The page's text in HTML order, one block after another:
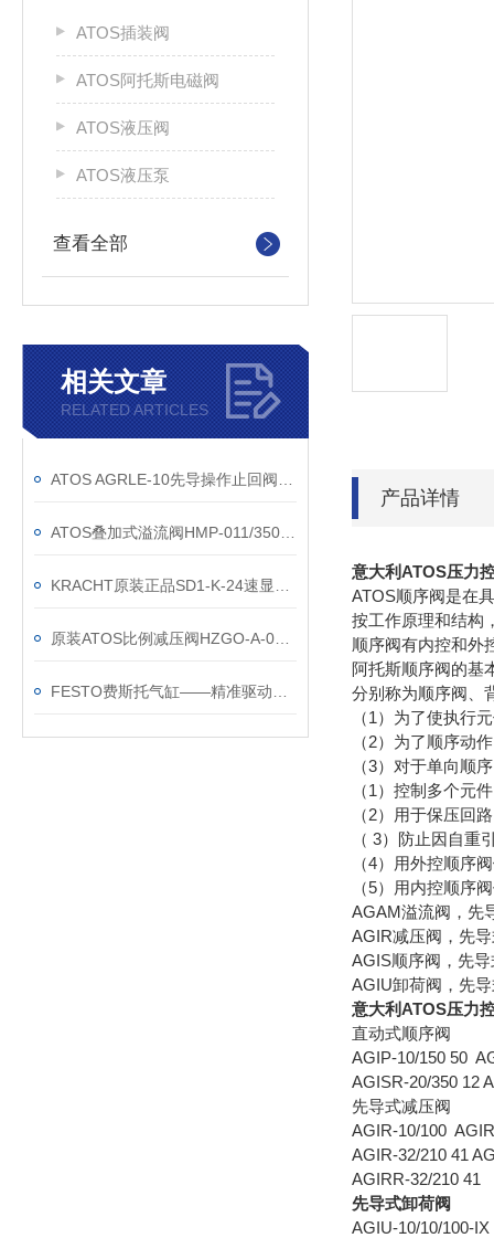
ATOS插装阀
ATOS阿托斯电磁阀
ATOS液压阀
ATOS液压泵
查看全部
相关文章
RELATED ARTICLES
产品详情
意大利ATOS压力
ATOS顺序阀是在
按工作原理和结构
顺序阀有内控和外
阿托斯顺序阀的基
分别称为顺序阀、
（1）为了使执行
（2）为了顺序动
（3）对于单向顺
（1）控制多个元
（2）用于保压回
（ 3）防止因自重
（4）用外控顺序
（5）用内控顺序
AGAM溢流阀，先
AGIR减压阀，先
AGIS顺序阀，先
AGIU卸荷阀，先
意大利ATOS压力
直动式顺序阀
AGIP-10/150 50
AGISR-20/350 12
先导式减压阀
AGIR-10/100
AGIR-32/210 41
AGIRR-32/210 41
先导式卸荷阀
AGIU-10/10/100-